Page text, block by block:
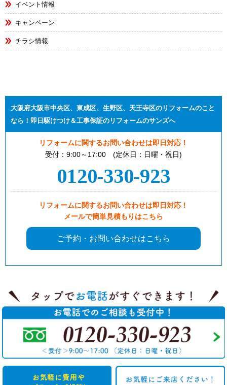
イベント情報
キャンペーン
チラシ情報
大阪府大阪市中央区、東成区、生野区、天王寺区のリフォームのこと
なら！即日駆けつけ＆工事保証のリフォームのサンズへ
リフォームに関するお問い合わせは即日対応！
受付：9:00～17:00 (定休日：日曜・祝日)
0120-330-923
リフォームに関するお問い合わせは即日対応！
メールで簡単見積もりはこちら
ご予約・お問い合わせはこちら